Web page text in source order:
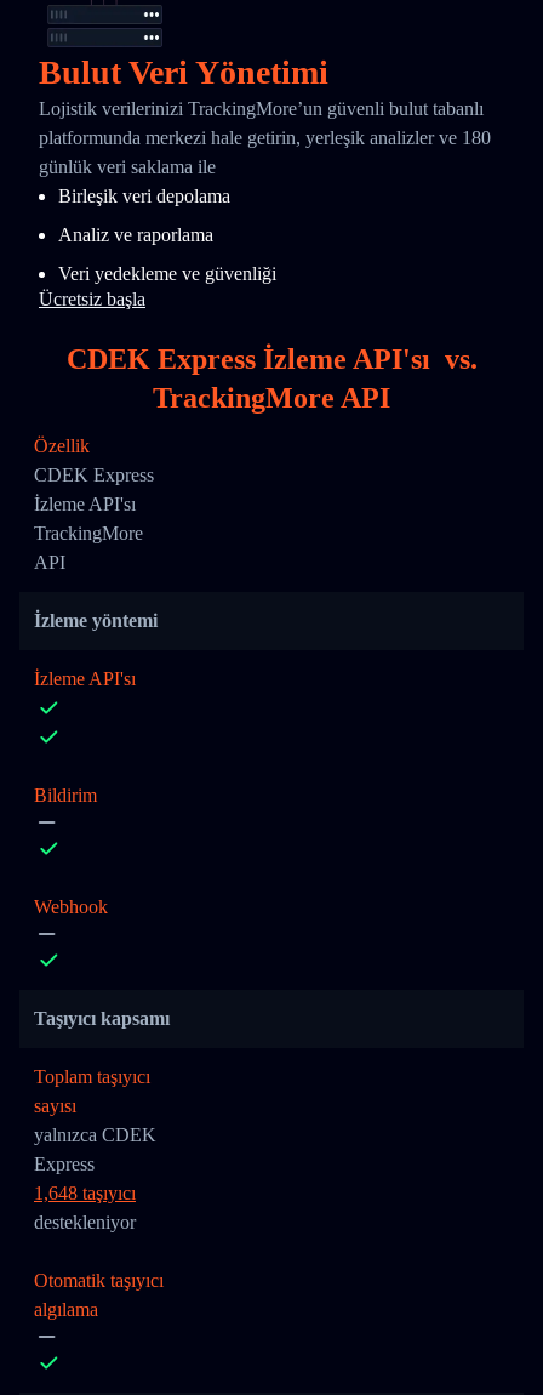
Bulut Veri Yönetimi
Lojistik verilerinizi TrackingMore’un güvenli bulut tabanlı
platformunda merkezi hale getirin, yerleşik analizler ve 180
günlük veri saklama ile
Birleşik veri depolama
Analiz ve raporlama
Veri yedekleme ve güvenliği
Ücretsiz başla
CDEK Express İzleme API'sı vs.
TrackingMore API
Özellik
CDEK Express
İzleme API'sı
TrackingMore
API
İzleme yöntemi
İzleme API'sı
Bildirim
Webhook
Taşıyıcı kapsamı
Toplam taşıyıcı
sayısı
yalnızca CDEK
Express
1,648 taşıyıcı
destekleniyor
Otomatik taşıyıcı
algılama